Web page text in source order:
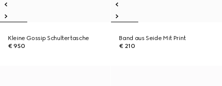
Kleine Gossip Schultertasche
€ 950
Band aus Seide Mit Print
€ 210